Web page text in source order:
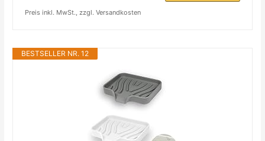
Preis inkl. MwSt., zzgl. Versandkosten
BESTSELLER NR. 12